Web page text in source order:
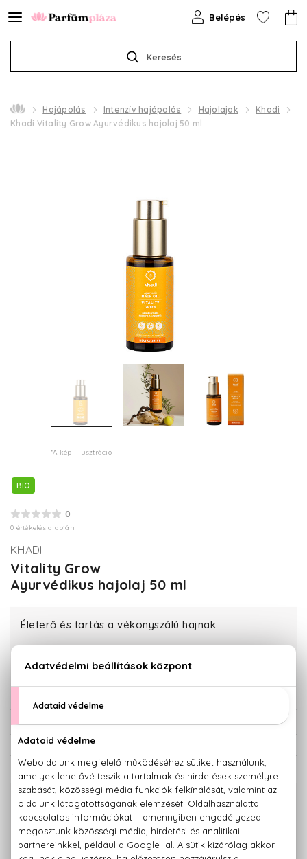
Keresés
Belépés
Hajápolás Intenzív hajápolás Hajolajok
Khadi
Khadi Vitality Grow Ayurvédikus hajolaj 50 ml
*A kép illusztráció
BIO
0
0 értékelés alapján
KHADI
Vitality Grow
Ayurvédikus hajolaj 50 ml
Életerő és tartás a vékonyszálú hajnak
6.320 Ft
KOSÁRBA TESZEM
Törzsvásárlóknak csak:6.004 Ft
100% eredeti termékek,14 napos visszaküldési garanciával
Kérdésed van, elakadtál? Hívd ügyfélszolgálatunkat:
779 1926